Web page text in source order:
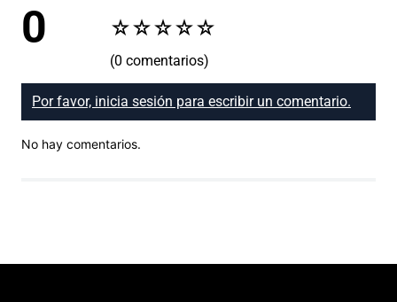
☆☆☆☆☆
0
(0 comentarios)
Por favor, inicia sesión para escribir un comentario.
No hay comentarios.